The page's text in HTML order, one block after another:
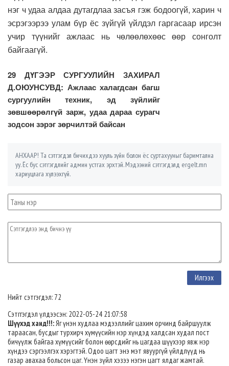
нэг ч удаа алдаа дутагдлаа засъя гэж бодоогүй, харин ч
эсрэгээрээ улам бүр ёс зүйгүй үйлдэл гаргасаар ирсэн
учир түүнийг ажлаас нь чөлөөлөхөөс өөр сонголт
байгаагүй.
29 ДҮГЭЭР СУРГУУЛИЙН ЗАХИРАЛ
Д.ОЮУНСУВД: Ажлаас халагдсан багш
сургуулийн техник, эд зүйлийг
зөвшөөрөлгүй зарж, удаа дараа сурагч
зодсон зэрэг зөрчилтэй байсан
АНХААР! Та сэтгэгдэл бичихдээ хууль зүйн болон ёс суртахууныг баримтална
уу. Ёс бус сэтгэгдлийг админ устгах эрхтэй. Мэдээний сэтгэгдэлд ergelt.mn
хариуцлага хүлээхгүй.
Нийт сэтгэгдэл: 72
Сэтггэгдэл үлдээсэн: 2022-05-24 21:07:58
Шүүхэд ханд!!!:Яг үнэн худлаа мэдээллийг цахим орчинд байршуулж
тараасан, бусдыг турхирч хүмүүсийн нэр хүндэд халдсан худал пост
бичүүлж байгаа хүмүүсийг болон өөрсдийг нь цагдаа шүүхээр явж нэр
хүндээ сэргээлгэх хэрэгтэй. Одоо цагт энэ мэт явуургүй үйлдлүүд нь
газар авахаа больсон цаг. Үнэн зүйл хэзээ нэгэн цагт ялдаг жамтай.